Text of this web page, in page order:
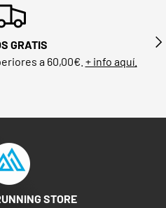
GRATIS
a 60,00€. + info aquí.
STORE